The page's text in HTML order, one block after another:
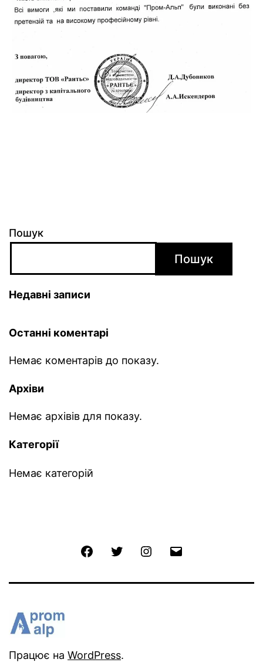
Пошук
Пошук
Недавні записи
Останні коментарі
Немає коментарів до показу.
Архіви
Немає архівів для показу.
Категорії
Немає категорій
Працює на WordPress.